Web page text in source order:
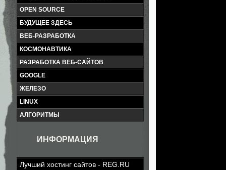
OPEN SOURCE
БУДУЩЕЕ ЗДЕСЬ
ВЕБ-РАЗРАБОТКА
КОСМОНАВТИКА
РАЗРАБОТКА ВЕБ-САЙТОВ
GOOGLE
ЖЕЛЕЗО
LINUX
АЛГОРИТМЫ
ИНФОРМАЦИЯ
Лучший хостинг сайтов - REG.RU